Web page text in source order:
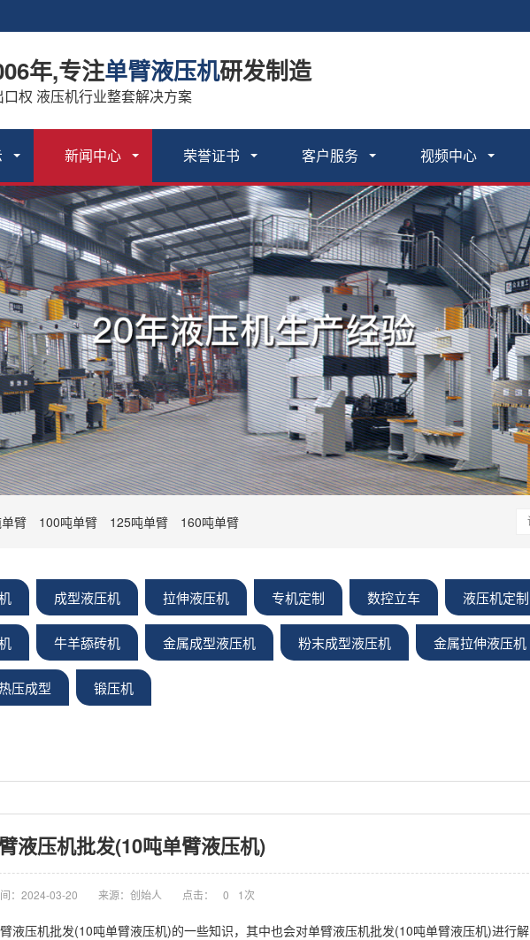
年,专注单臂液压机研发制造
权 液压机行业整套解决方案
新闻中心 荣誉证书 客户服务 视频中心
臂 100吨单臂 125吨单臂 160吨单臂
成型液压机 拉伸液压机 专机定制 数控立车 液压机定制
牛羊舔砖机 金属成型液压机 粉末成型液压机 金属拉伸液压机
压成型 锻压机
液压机批发(10吨单臂液压机)
：2024-03-20 来源：创始人 点击： 0 1次
液压机批发(10吨单臂液压机)的一些知识，其中也会对单臂液压机批发(10吨单臂液压机)进行解